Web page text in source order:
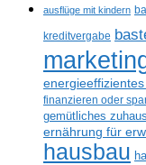
ausflüge mit kindern
kreditvergabe
finanzieren oder
gemütliches
ernährung für
hausbau